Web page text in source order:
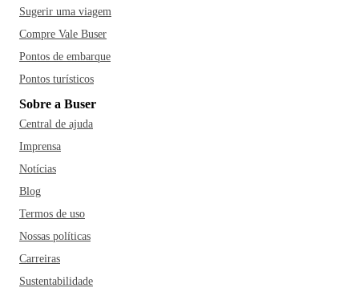
Sugerir uma viagem
Compre Vale Buser
Pontos de embarque
Pontos turísticos
Sobre a Buser
Central de ajuda
Imprensa
Notícias
Blog
Termos de uso
Nossas políticas
Carreiras
Sustentabilidade